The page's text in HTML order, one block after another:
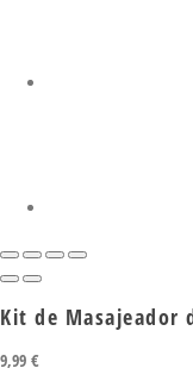
Kit de Masajeador
9,99 €